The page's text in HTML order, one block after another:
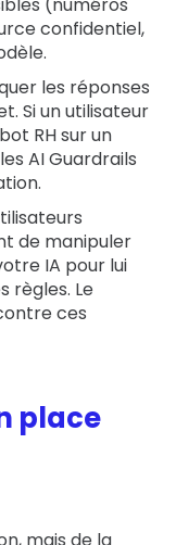
confidentiel,
les réponses
Si un utilisateur
RH sur un
AI Guardrails
de manipuler
IA pour lui
règles. Le
ces
place